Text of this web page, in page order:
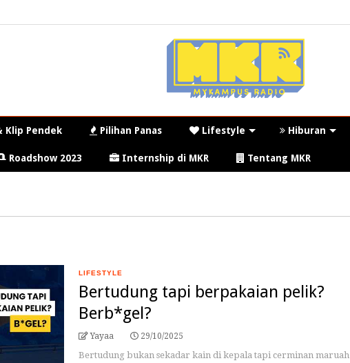
Klip Pendek Pilihan Panas Lifestyle Hiburan
Roadshow 2023 Internship di MKR Tentang MKR
LIFESTYLE
Bertudung tapi berpakaian pelik?
Berb*gel?
Yayaa 29/10/2025
Bertudung bukan sekadar kain di kepala tapi cerminan maruah